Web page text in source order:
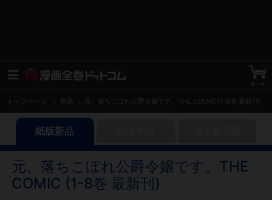
トップページ 元、落ちこぼれ公爵令嬢です。THE COMIC (1-8巻 最新刊)
紙版新品
元、落ちこぼれ公爵令嬢です。THE
COMIC (1-8巻 最新刊)